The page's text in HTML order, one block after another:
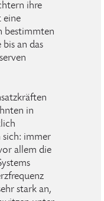
ihre
eine
bestimmten
an das
in
sich: immer
allem die
stark an,